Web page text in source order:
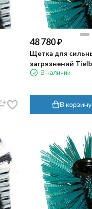
48 780₽
Щетка для
загрязнений
107В наличии
В корзину